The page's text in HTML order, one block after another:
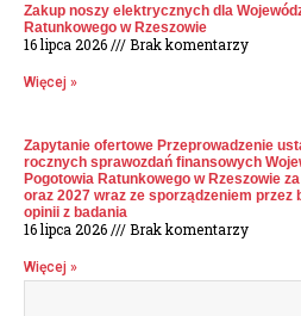
Zakup noszy elektrycznych dla
Ratunkowego w Rzeszowie
16 lipca 2026 Brak komentarzy
Więcej »
Zapytanie ofertowe Przeprowadzenie
rocznych sprawozdań finansowych
Pogotowia Ratunkowego w Rzeszowie
oraz 2027 wraz ze sporządzeniem przez
opinii z badania
16 lipca 2026 Brak komentarzy
Więcej »